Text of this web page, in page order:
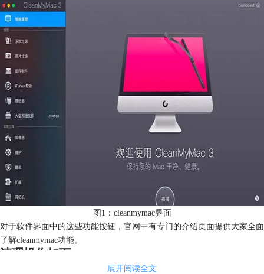
图1：cleanmymac界面
对于软件界面中的这些功能按钮，官网中有专门的介绍页面提供大家全面
了解cleanmymac功能。
清理操作如下：
展开阅读全文